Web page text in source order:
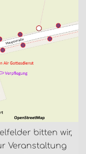
bitten wir,
Veranstaltung